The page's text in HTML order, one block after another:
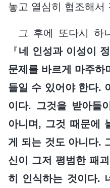
놓고 열심히 협조해서
그 후에 또다시 하
『네 인성과 이성이
문제를 바르게 마주하
들일 수 있어야 한다.
이다. 그것을 받아들
아니며, 그것 때문에
게 되는 것도 아니다.
신이 그저 평범한 패
히 인식하는 것이다.